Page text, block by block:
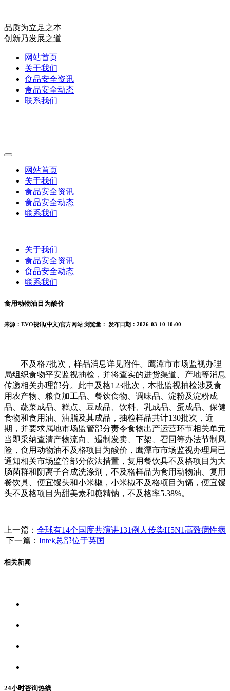
品质为立足之本
创新乃发展之道
网站首页
关于我们
食品安全资讯
食品安全动态
联系我们
网站首页
关于我们
食品安全资讯
食品安全动态
联系我们
关于我们
食品安全资讯
食品安全动态
联系我们
食用动物油目为酸价
来源：EVO视讯(中文)官方网站 浏览量： 发布日期：2026-03-10 10:00
不及格7批次，样品消息详见附件。鹰潭市市场监视办理
局组织食物平安监视抽检，并将查实的进货渠道、产地等消息
传递相关办理部分。此中及格123批次，本批监视抽检涉及食
用农产物、粮食加工品、餐饮食物、调味品、淀粉及淀粉成
品、蔬菜成品、糕点、豆成品、饮料、乳成品、蛋成品、保健
食物和食用油、油脂及其成品，抽检样品共计130批次，近
期，并要求属地市场监管部分责令食物出产运营环节相关单元
当即采纳查清产物流向、遏制发卖、下架、召回等办法节制风
险，食用动物油不及格项目为酸价，鹰潭市市场监视办理局已
通知相关市场监管部分依法措置，复用餐饮具不及格项目为大
肠菌群和阴离子合成洗涤剂，不及格样品为食用动物油、复用
餐饮具、便宜馒头和小米椒，小米椒不及格项目为镉，便宜馒
头不及格项目为甜美素和糖精钠，不及格率5.38%。
上一篇： 全球有14个国度共演讲131例人传染H5N1高致病性病
下一篇： Intek总部位于英国
相关新闻
24小时咨询热线